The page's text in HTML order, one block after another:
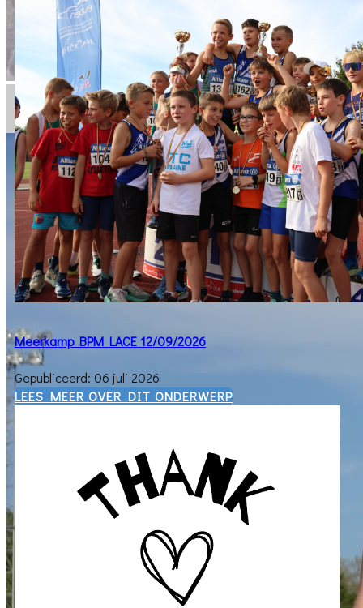
Meerkamp BPM LACE 12/09/2026
Gepubliceerd: 06 juli 2026
​LEES MEER OVER DIT ONDERWERP